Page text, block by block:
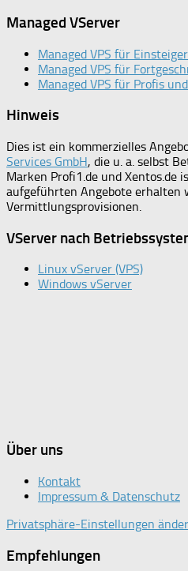
Managed VServer
Managed VPS für Einsteiger
Managed VPS für
Managed VPS für Profis
Hinweis
Dies ist ein kommerzielles
Services GmbH, die u. a. selbst
Marken Profi1.de und Xentos.de
aufgeführten Angebote erhalten
Vermittlungsprovisionen.
VServer nach
Linux vServer (VPS)
Windows vServer
Über uns
Kontakt
Impressum & Datenschutz
Privatsphäre-Einstellungen
Empfehlungen